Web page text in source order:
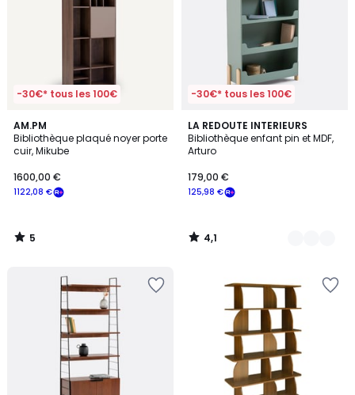
-30€* tous les 100€
AM.PM
Bibliothèque plaqué noyer porte
cuir, Mikube
1122,08 €
1600,00 €
5
/
5
5
/
-30€* tous les 100€
LA REDOUTE INTERIEURS
Bibliothèque enfant pin et MDF,
Arturo
125,98 €
179,00 €
4,1
/ 5
2
Couleurs
4,1
/